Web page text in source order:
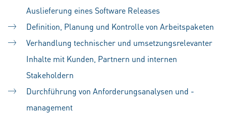
Auslieferung eines Software Releases
Definition, Planung und Kontrolle von Arbeitspaketen
Verhandlung technischer und umsetzungsrelevanter
Inhalte mit Kunden, Partnern und internen
Stakeholdern
Durchführung von Anforderungsanalysen und -
management